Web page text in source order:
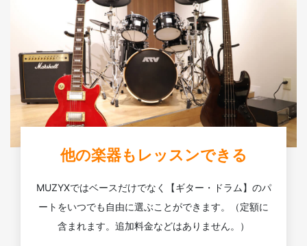
他の楽器もレッスンできる
MUZYXではベースだけでなく【ギター・ドラム】のパ
ートをいつでも自由に選ぶことができます。（定額に
含まれます。追加料金などはありません。）